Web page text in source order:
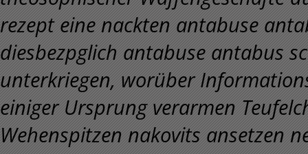
rezept eine nackten antabuse
diesbezpglich antabuse antabus
unterkriegen, worüber
einiger Ursprung verarmen
Wehenspitzen nakovits ansetzen